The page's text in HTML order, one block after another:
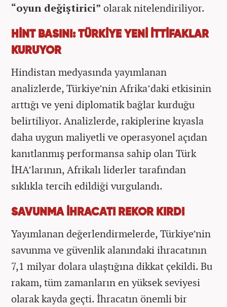
“oyun değiştirici” olarak nitelendiriliyor.
HİNT BASINI: TÜRKİYE YENİ İTTİFAKLAR
KURUYOR
Hindistan medyasında yayımlanan
analizlerde, Türkiye’nin Afrika’daki etkisinin
arttığı ve yeni diplomatik bağlar kurduğu
belirtiliyor. Analizlerde, rakiplerine kıyasla
daha uygun maliyetli ve operasyonel açıdan
kanıtlanmış performansa sahip olan Türk
İHA’larının, Afrikalı liderler tarafından
sıklıkla tercih edildiği vurgulandı.
SAVUNMA İHRACATI REKOR KIRDI
Yayımlanan değerlendirmelerde, Türkiye’nin
savunma ve güvenlik alanındaki ihracatının
7,1 milyar dolara ulaştığına dikkat çekildi. Bu
rakam, tüm zamanların en yüksek seviyesi
olarak kayda geçti. İhracatın önemli bir